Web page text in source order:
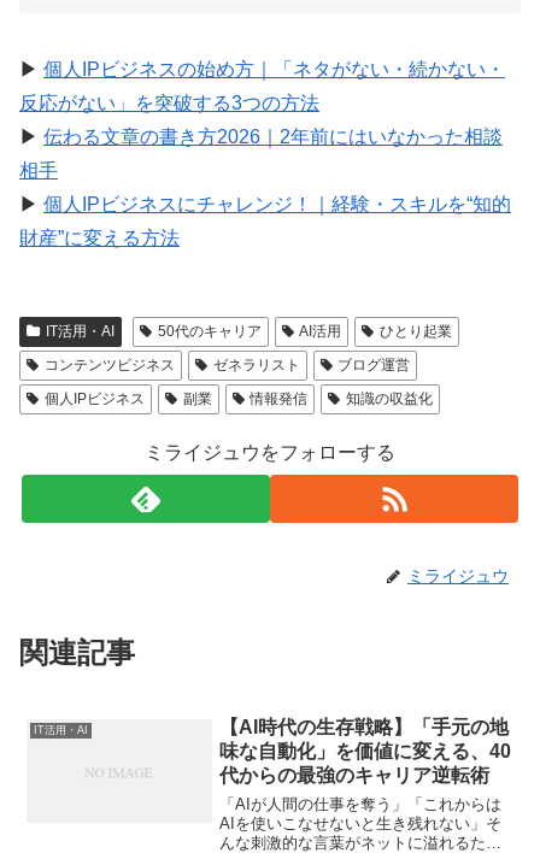
▶︎ 個人IPビジネスの始め方｜「ネタがない・続かない・
反応がない」を突破する3つの方法
▶︎ 伝わる文章の書き方2026｜2年前にはいなかった相談
相手
▶︎ 個人IPビジネスにチャレンジ！｜経験・スキルを“知的
財産”に変える方法
IT活用・AI 50代のキャリア AI活用
ひとり起業
コンテンツビジネス
ゼネラリスト
ブログ運営
個人IPビジネス
副業 情報発信 知識の収益化
ミライジュウをフォローする
ミライジュウ
関連記事
IT活用・AI
【AI時代の生存戦略】「手元の地
味な自動化」を価値に変える、40
代からの最強のキャリア逆転術
「AIが人間の仕事を奪う」「これからは
AIを使いこなせないと生き残れない」そ
んな刺激的な言葉がネットに溢れるた